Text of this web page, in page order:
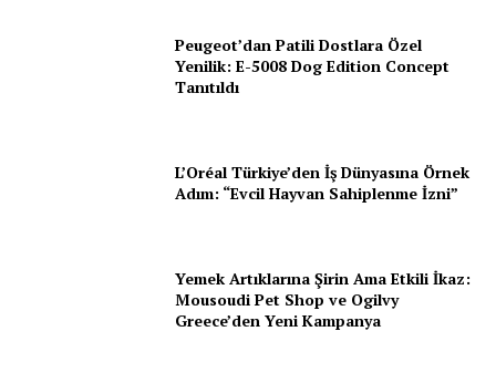
E-BÜLTENE ÜYE OL
PetHaber Gazetesi
Peugeot’dan Patili Dostlara Özel
Yenilik: E-5008 Dog Edition Concept
Tanıtıldı
L’Oréal Türkiye’den İş Dünyasına Örnek
Adım: “Evcil Hayvan Sahiplenme İzni”
Yemek Artıklarına Şirin Ama Etkili İkaz:
Mousoudi Pet Shop ve Ogilvy
Greece’den Yeni Kampanya